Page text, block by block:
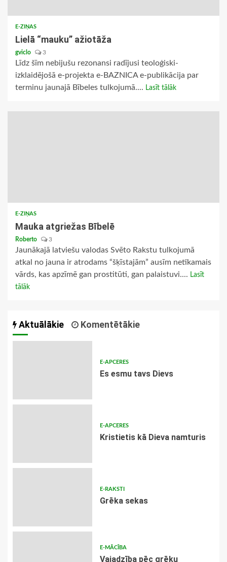
E-ZIŅAS
Lielā “mauku” ažiotāža
gviclo 3
Līdz šīm nebijušu rezonansi radījusi teoloģiski-
izklaidējošā e-projekta e-BAZNICA e-publikācija par
terminu jaunajā Bībeles tulkojumā.... Lasīt tālāk
E-ZIŅAS
Mauka atgriežas Bībelē
Roberto 3
Jaunākajā latviešu valodas Svēto Rakstu tulkojumā
atkal no jauna ir atrodams “šķīstajām” ausīm netīkamais
vārds, kas apzīmē gan prostitūti, gan palaistuvi.... Lasīt
tālāk
Aktuālākie Komentētākie
E-APCERES
Es esmu tavs Dievs
E-APCERES
Kristietis kā Dieva namturis
E-RAKSTI
Grēka sekas
E-MĀCĪBA
Vajadzība pēc grēku